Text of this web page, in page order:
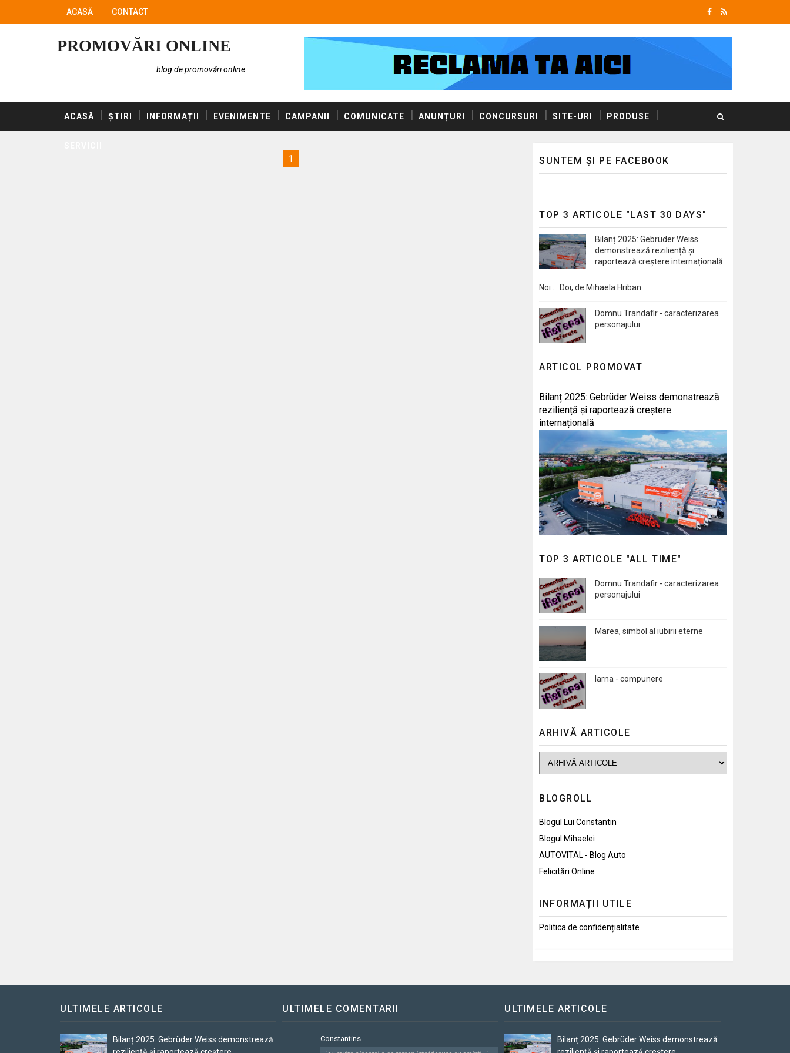
ACASĂ CONTACT
PROMOVĂRI ONLINE
blog de promovări online
ACASĂ ȘTIRI INFORMAȚII EVENIMENTE CAMPANII COMUNICATE ANUNȚURI CONCURSURI SITE-URI PRODUSE
1
SUNTEM ȘI PE FACEBOOK
TOP 3 ARTICOLE "LAST 30 DAYS"
Bilanț 2025: Gebrüder Weiss
demonstrează reziliență și
raportează creștere internațională
Noi … Doi, de Mihaela Hriban
Domnu Trandafir - caracterizarea
personajului
ARTICOL PROMOVAT
Bilanț 2025: Gebrüder Weiss demonstrează
reziliență și raportează creștere
internațională
TOP 3 ARTICOLE "ALL TIME"
Domnu Trandafir - caracterizarea
personajului
Marea, simbol al iubirii eterne
Iarna - compunere
ARHIVĂ ARTICOLE
BLOGROLL
Blogul Lui Constantin
Blogul Mihaelei
AUTOVITAL - Blog Auto
Felicitări Online
INFORMAȚII UTILE
Politica de confidențialitate
ULTIMELE ARTICOLE
Bilanț 2025: Gebrüder Weiss demonstrează
ULTIMELE COMENTARII
Constantins
ULTIMELE ARTICOLE
Bilanț 2025: Gebrüder Weiss demonstrează